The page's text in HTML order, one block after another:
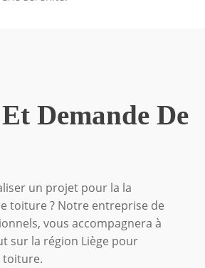
Demande De
un projet pour la la
toiture ? Notre entreprise de
vous accompagnera à
sur la région Liège pour
toiture.